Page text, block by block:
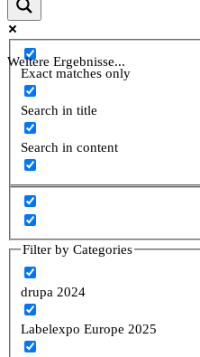
Weitere Ergebnisse...
Exact matches only
Search in title
Search in content
Filter by Categories
drupa 2024
Labelexpo Europe 2025